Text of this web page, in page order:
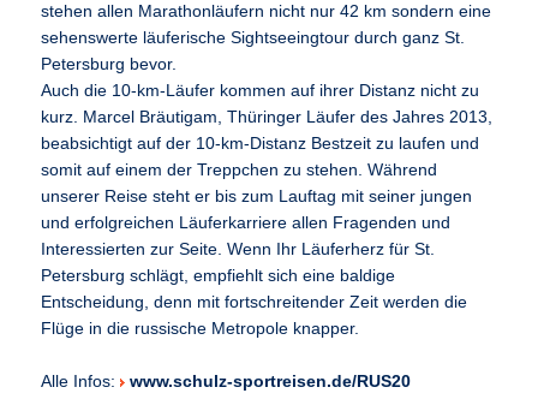
stehen allen Marathonläufern nicht nur 42 km sondern eine
sehenswerte läuferische Sightseeingtour durch ganz St.
Petersburg bevor.
Auch die 10-km-Läufer kommen auf ihrer Distanz nicht zu
kurz. Marcel Bräutigam, Thüringer Läufer des Jahres 2013,
beabsichtigt auf der 10-km-Distanz Bestzeit zu laufen und
somit auf einem der Treppchen zu stehen. Während
unserer Reise steht er bis zum Lauftag mit seiner jungen
und erfolgreichen Läuferkarriere allen Fragenden und
Interessierten zur Seite. Wenn Ihr Läuferherz für St.
Petersburg schlägt, empfiehlt sich eine baldige
Entscheidung, denn mit fortschreitender Zeit werden die
Flüge in die russische Metropole knapper.
Alle Infos: www.schulz-sportreisen.de/RUS20